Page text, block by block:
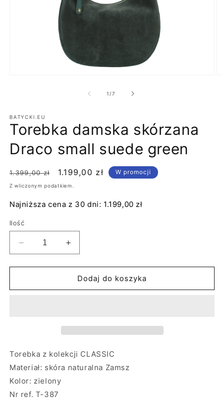
modalnym
1 /z7
BATYCKI.EU
Torebka damska skórzana
Draco small suede green
Cena
regularna
1.399,00 zł
Cena
promocyjna
1.199,00 zł W promocji
Z wliczonym podatkiem.
Najniższa cena z 30 dni: 1.199,00 zł
Ilość
Zmniejsz
ilość
dla
damska
Zwiększ
ilość
dla
Torebka
damska
Dodaj do koszyka
Torebka z kolekcji CLASSIC
Materiał: skóra naturalna Zamsz
Kolor: zielony
Nr ref. T-387